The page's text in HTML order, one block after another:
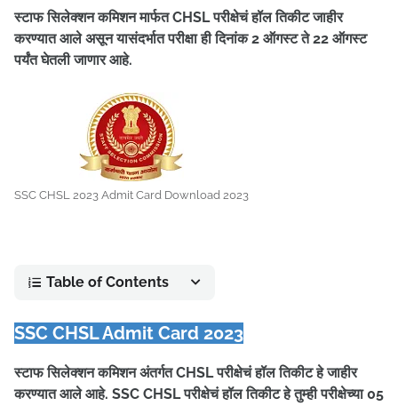
स्टाफ सिलेक्शन कमिशन मार्फत CHSL परीक्षेचं हॉल तिकीट जाहीर
करण्यात आले असून यासंदर्भात परीक्षा ही दिनांक 2 ऑगस्ट ते 22 ऑगस्ट
पर्यंत घेतली जाणार आहे.
SSC CHSL 2023 Admit Card Download 2023
Table of Contents
SSC CHSL Admit Card 2023
स्टाफ सिलेक्शन कमिशन अंतर्गत CHSL परीक्षेचं हॉल तिकीट हे जाहीर
करण्यात आले आहे. SSC CHSL परीक्षेचं हॉल तिकीट हे तुम्ही परीक्षेच्या 05